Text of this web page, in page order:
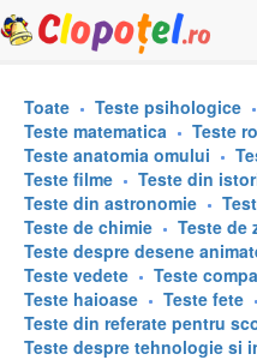
Toate Teste psihologice
Teste matematica
Teste
Teste anatomia omului
Teste filme
Teste din
Teste din astronomie
Teste de chimie
Teste de
Teste despre desene
Teste vedete
Teste
Teste haioase
Teste fete
Teste din referate pentru
Teste despre tehnologie si